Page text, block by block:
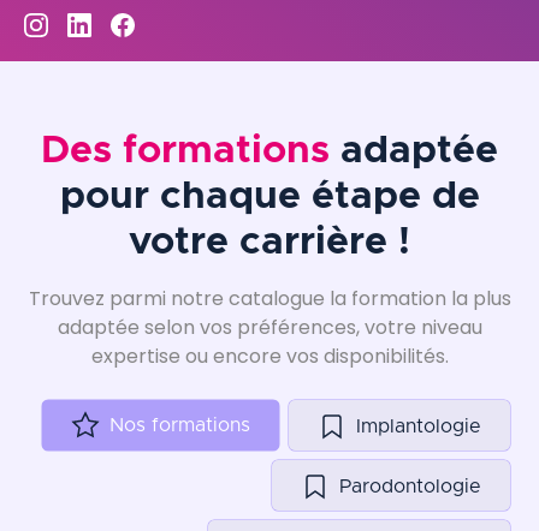
Des formations adaptée
pour chaque étape de
votre carrière !
Trouvez parmi notre catalogue la formation la plus
adaptée selon vos préférences, votre niveau
expertise ou encore vos disponibilités.
Nos formations Implantologie
Parodontologie